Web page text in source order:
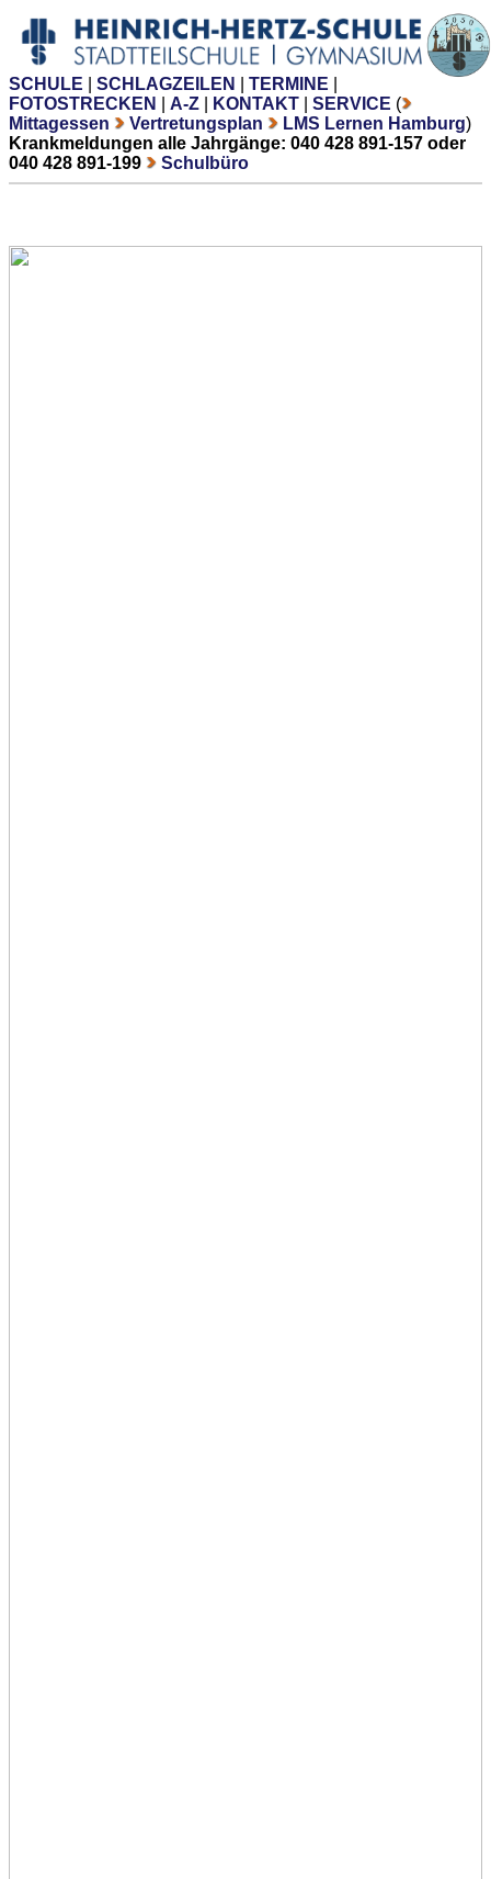
SCHULE SCHLAGZEILEN TERMINE
FOTOSTRECKEN
A-Z KONTAKT SERVICE (
Mittagessen
Vertretungsplan LMS Lernen Hamburg)
Krankmeldungen alle Jahrgänge: 040 428 891-157 oder
040 428 891-199
Schulbüro